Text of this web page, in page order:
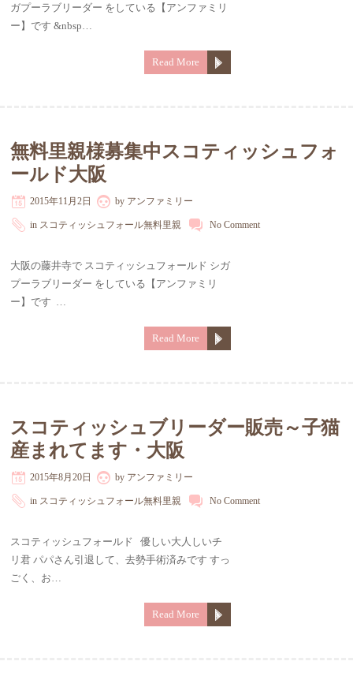
ガプーラブリーダー をしている【アンファミリ
ー】です &nbsp…
Read More
無料里親様募集中スコティッシュフォ
ールド大阪
2015年11月2日 by アンファミリー
in スコティッシュフォール無料里親 No Comment
大阪の藤井寺で スコティッシュフォールド シガ
プーラブリーダー をしている【アンファミリ
ー】です …
Read More
スコティッシュブリーダー販売～子猫
産まれてます・大阪
2015年8月20日 by アンファミリー
in スコティッシュフォール無料里親 No Comment
スコティッシュフォールド 優しい大人しいチ
リ君 パパさん引退して、去勢手術済みです すっ
ごく、お…
Read More